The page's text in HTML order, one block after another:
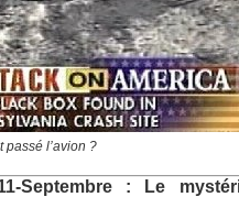
passé l’avion ?
Septembre : Le